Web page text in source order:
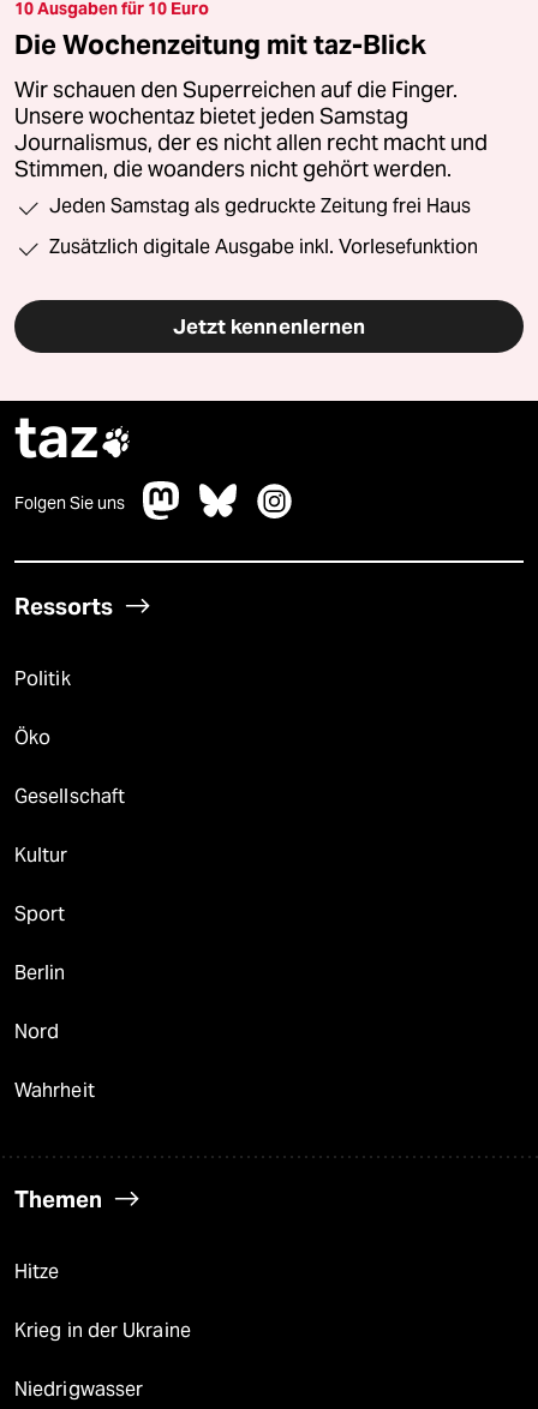
10 Ausgaben für 10 Euro
Die Wochenzeitung mit taz-Blick
Wir schauen den Superreichen auf die Finger.
Unsere wochentaz bietet jeden Samstag
Journalismus, der es nicht allen recht macht und
Stimmen, die woanders nicht gehört werden.
Jeden Samstag als gedruckte Zeitung frei Haus
Zusätzlich digitale Ausgabe inkl. Vorlesefunktion
Jetzt kennenlernen
taz
Folgen Sie uns
Ressorts
Politik
Öko
Gesellschaft
Kultur
Sport
Berlin
Nord
Wahrheit
Themen
Hitze
Krieg in der Ukraine
Niedrigwasser